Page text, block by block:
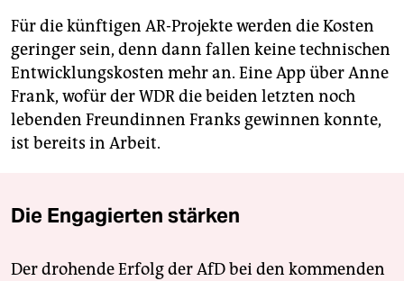
Für die künftigen AR-Projekte werden die Kosten
geringer sein, denn dann fallen keine technischen
Entwicklungskosten mehr an. Eine App über Anne
Frank, wofür der WDR die beiden letzten noch
lebenden Freundinnen Franks gewinnen konnte,
ist bereits in Arbeit.
Die Engagierten stärken
Der drohende Erfolg der AfD bei den kommenden